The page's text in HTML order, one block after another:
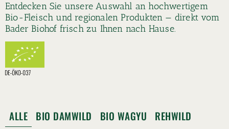
Entdecken Sie unsere Auswahl an hochwertigem
Bio-Fleisch und regionalen Produkten — direkt vom
Bader Biohof frisch zu Ihnen nach Hause.
BIO DAMWILD BIO WAGYU
REHWILD
ALLE